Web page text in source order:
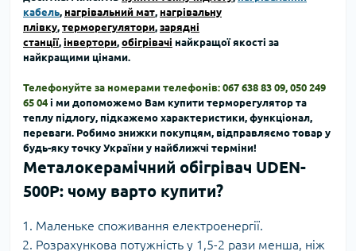
кабель нагрівальний мат нагрівальну
плівку терморегулятори зарядні
станції, інвертори обігрівачі найкращої якості за
найкращими цінами.
Телефонуйте за номерами телефонів: 067 638 83 09, 050 249
65 04 і ми допоможемо Вам купити терморегулятор та
теплу підлогу, підкажемо характеристики, функціонал,
переваги. Робимо знижки покупцям, відправляємо товар у
будь-яку точку України у найближчі терміни!
Металокерамічний обігрівач UDEN-
500P: чому варто купити?
Маленьке споживання електроенергії.
Розрахункова потужність у 1,5-2 рази менша, ніж